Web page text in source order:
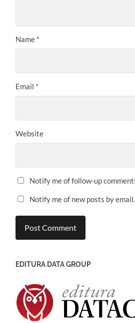
Name *
Email *
Website
Notify me of follow-up
Notify me of new posts by email.
EDITURA DATA GROUP